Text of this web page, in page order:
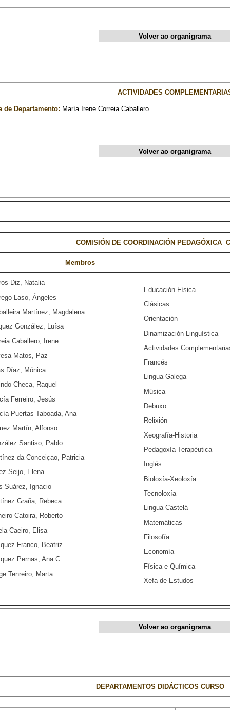
Volver ao organigrama
ACTIVIDADES
de Departamento: María Irene Correia Caballero
Volver ao organigrama
COMISIÓN DE COORDINACIÓN PEDAGÓXICA
Membros
Diz, Natalia
Laso, Ángeles
Martínez, Magdalena
González, Luísa
Caballero, Irene
Matos, Paz
Díaz, Mónica
Checa, Raquel
Ferreiro, Jesús
Puertas Taboada, Ana
Martín, Alfonso
Santiso, Pablo
da Conceiçao, Patricia
Seijo, Elena
Suárez, Ignacio
Graña, Rebeca
Catoira, Roberto
Caeiro, Elisa
Franco, Beatriz
Pernas, Ana C.
Tenreiro, Marta
Educación Física
Clásicas
Orientación
Dinamización Linguística
Actividades
Francés
Lingua Galega
Música
Debuxo
Relixión
Xeografía-Historia
Pedagoxía Terapéutica
Inglés
Bioloxía-Xeoloxía
Tecnoloxía
Lingua Castelá
Matemáticas
Filosofía
Economía
Física e Química
Xefa de Estudos
Volver ao organigrama
DEPARTAMENTOS DIDÁCTICOS CURSO